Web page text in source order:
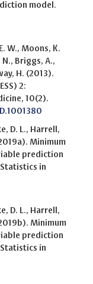
model.
W., Moons, K.
N., Briggs, A.,
H. (2013).
2:
10(2).
D. L., Harrell,
Minimum
prediction
in
D. L., Harrell,
Minimum
prediction
in